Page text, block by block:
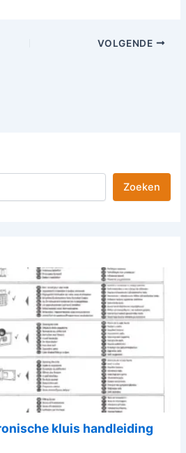
VOLGENDE
Zoeken